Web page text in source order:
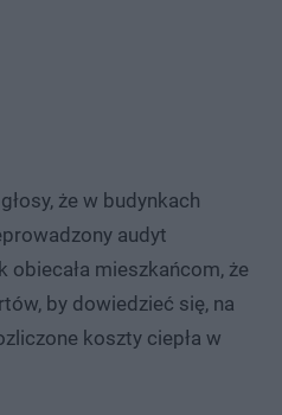
że w budynkach
audyt
obiecała mieszkańcom, że
by dowiedzieć się, na
koszty ciepła w